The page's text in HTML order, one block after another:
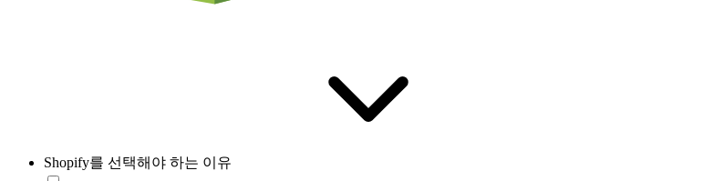
Shopify를 선택해야 하는 이유